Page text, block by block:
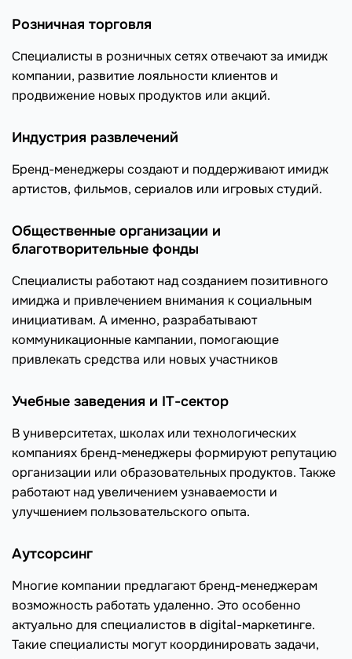
Розничная торговля
Специалисты в розничных сетях отвечают за имидж
компании, развитие лояльности клиентов и
продвижение новых продуктов или акций.
Индустрия развлечений
Бренд-менеджеры создают и поддерживают имидж
артистов, фильмов, сериалов или игровых студий.
Общественные организации и
благотворительные фонды
Специалисты работают над созданием позитивного
имиджа и привлечением внимания к социальным
инициативам. А именно, разрабатывают
коммуникационные кампании, помогающие
привлекать средства или новых участников
Учебные заведения и IT-сектор
В университетах, школах или технологических
компаниях бренд-менеджеры формируют репутацию
организации или образовательных продуктов. Также
работают над увеличением узнаваемости и
улучшением пользовательского опыта.
Аутсорсинг
Многие компании предлагают бренд-менеджерам
возможность работать удаленно. Это особенно
актуально для специалистов в digital-маркетинге.
Такие специалисты могут координировать задачи,